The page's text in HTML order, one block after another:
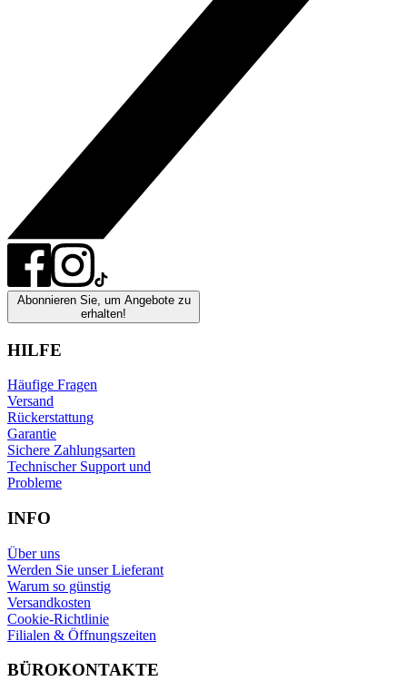
Abonnieren Sie, um Angebote zu
erhalten!
HILFE
Häufige Fragen
Versand
Rückerstattung
Garantie
Sichere Zahlungsarten
Technischer Support und
Probleme
INFO
Über uns
Werden Sie unser Lieferant
Warum so günstig
Versandkosten
Cookie-Richtlinie
Filialen & Öffnungszeiten
BÜROKONTAKTE